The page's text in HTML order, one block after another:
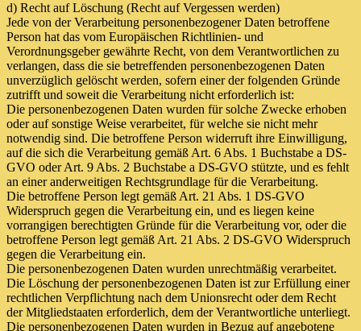
d) Recht auf Löschung (Recht auf Vergessen werden)
Jede von der Verarbeitung personenbezogener Daten betroffene
Person hat das vom Europäischen Richtlinien- und
Verordnungsgeber gewährte Recht, von dem Verantwortlichen zu
verlangen, dass die sie betreffenden personenbezogenen Daten
unverzüglich gelöscht werden, sofern einer der folgenden Gründe
zutrifft und soweit die Verarbeitung nicht erforderlich ist:
Die personenbezogenen Daten wurden für solche Zwecke erhoben
oder auf sonstige Weise verarbeitet, für welche sie nicht mehr
notwendig sind. Die betroffene Person widerruft ihre Einwilligung,
auf die sich die Verarbeitung gemäß Art. 6 Abs. 1 Buchstabe a DS-
GVO oder Art. 9 Abs. 2 Buchstabe a DS-GVO stützte, und es fehlt
an einer anderweitigen Rechtsgrundlage für die Verarbeitung.
Die betroffene Person legt gemäß Art. 21 Abs. 1 DS-GVO
Widerspruch gegen die Verarbeitung ein, und es liegen keine
vorrangigen berechtigten Gründe für die Verarbeitung vor, oder die
betroffene Person legt gemäß Art. 21 Abs. 2 DS-GVO Widerspruch
gegen die Verarbeitung ein.
Die personenbezogenen Daten wurden unrechtmäßig verarbeitet.
Die Löschung der personenbezogenen Daten ist zur Erfüllung einer
rechtlichen Verpflichtung nach dem Unionsrecht oder dem Recht
der Mitgliedstaaten erforderlich, dem der Verantwortliche unterliegt.
Die personenbezogenen Daten wurden in Bezug auf angebotene